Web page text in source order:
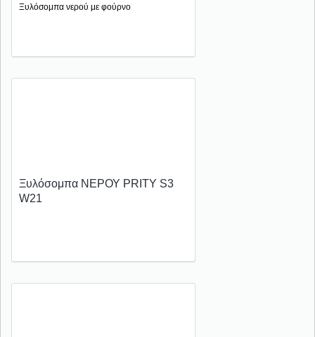
Ξυλόσομπα νερού με φούρνο
Ξυλόσομπα ΝΕΡΟΥ PRITY S3
W21